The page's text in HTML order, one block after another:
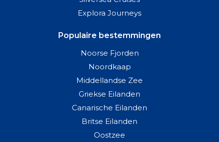
Explora Journeys
Populaire bestemmingen
Noorse Fjorden
Noordkaap
Middellandse Zee
Griekse Eilanden
Canarische Eilanden
Britse Eilanden
Oostzee